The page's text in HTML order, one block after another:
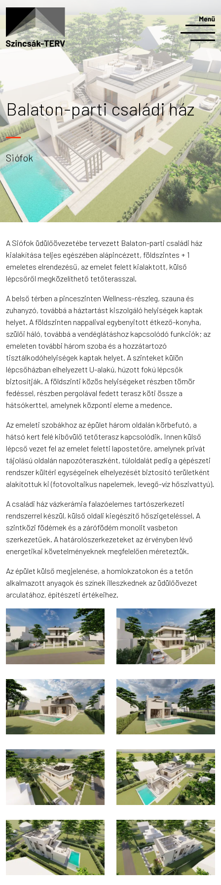
Balaton-parti családi ház
Siófok
A Siófok üdülőövezetébe tervezett Balaton-parti családi ház
kialakítása teljes egészében alápincézett, földszintes + 1
emeletes elrendezésű, az emelet felett kialaktott, külső
lépcsőről megközelíthető tetőterasszal.
A belső térben a pinceszinten Wellness-részleg, szauna és
zuhanyzó, továbbá a háztartást kiszolgáló helyiségek kaptak
helyet. A földszinten nappalival egybenyitott étkező-konyha,
szülői háló, továbbá a vendéglátáshoz kapcsolódó funkciók; az
emeleten további három szoba és a hozzátartozó
tisztálkodóhelyiségek kaptak helyet. A szinteket külön
lépcsőházban elhelyezett U-alakú, húzott fokú lépcsők
biztosítják. A földszinti közös helyiségeket részben tömör
fedéssel, részben pergolával fedett terasz köti össze a
hátsókerttel, amelynek központi eleme a medence.
Az emeleti szobákhoz az épület három oldalán körbefutó, a
hátsó kert felé kibővülő tetőterasz kapcsolódik. Innen külső
lépcső vezet fel az emelet feletti lapostetőre, amelynek privát
tájolású oldalán napozóteraszként, túloldalát pedig a gépészeti
rendszer kültéri egységeinek elhelyezését biztosító területként
alakítottuk ki (fotovoltaikus napelemek, levegő-víz hőszivattyú).
A családi ház vázkerámia falazóelemes tartószerkezeti
rendszerrel készül, külső oldali kiegészítő hőszigeteléssel. A
szintközi födémek és a zárófödém monolit vasbeton
szerkezetűek. A határolószerkezeteket az érvényben lévő
energetikai követelményeknek megfelelően méreteztük.
Az épület külső megjelenése, a homlokzatokon és a tetőn
alkalmazott anyagok és színek illeszkednek az üdülőövezet
arculatához, építészeti értékeihez.